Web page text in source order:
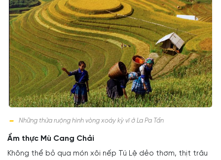
Những thửa ruộng hình vòng xoáy kỳ vĩ ở La Pa Tẩn
Ẩm thực Mù Cang Chải
Không thể bỏ qua món xôi nếp Tú Lệ dẻo thơm, thịt trâu